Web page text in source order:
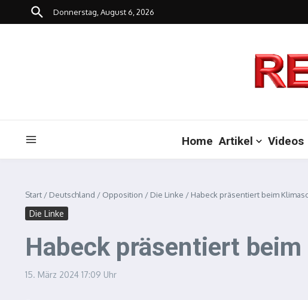
Zum Inhalt springen
Donnerstag, August 6, 2026
Home Artikel Videos
Start / Deutschland / Opposition / Die Linke / Habeck präsentiert beim
Die Linke
Habeck präsentiert
15. März 2024 17:09 Uhr